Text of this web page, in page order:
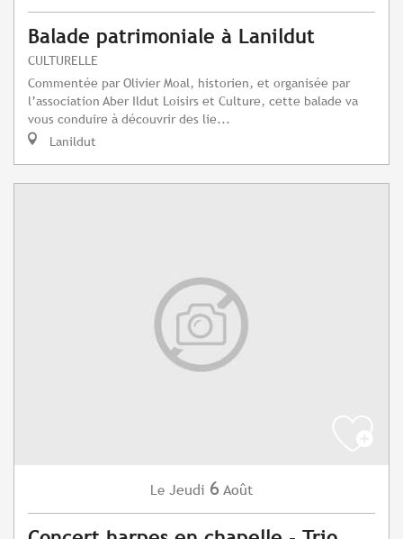
Balade patrimoniale à Lanildut
CULTURELLE
Commentée par Olivier Moal, historien, et organisée par
l’association Aber Ildut Loisirs et Culture, cette balade va
vous conduire à découvrir des lie...
Lanildut
Le Jeudi 6 Août